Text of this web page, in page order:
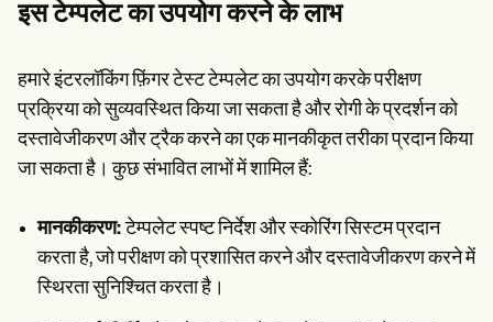
इस टेम्पलेट का उपयोग करने के लाभ
हमारे इंटरलॉकिंग फ़िंगर टेस्ट टेम्पलेट का उपयोग करके परीक्षण
प्रक्रिया को सुव्यवस्थित किया जा सकता है और रोगी के प्रदर्शन को
दस्तावेजीकरण और ट्रैक करने का एक मानकीकृत तरीका प्रदान किया
जा सकता है। कुछ संभावित लाभों में शामिल हैं:
मानकीकरण:टेम्पलेट स्पष्ट निर्देश और स्कोरिंग सिस्टम प्रदान
करता है, जो परीक्षण को प्रशासित करने और दस्तावेजीकरण करने में
स्थिरता सुनिश्चित करता है।